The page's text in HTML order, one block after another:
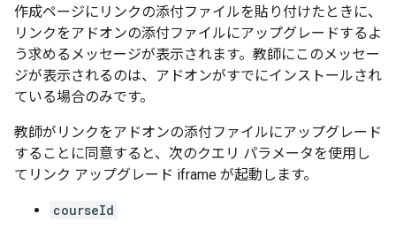
作成ページにリンクの添付ファイルを貼り付けたときに、
リンクをアドオンの添付ファイルにアップグレードするよ
う求めるメッセージが表示されます。教師にこのメッセー
ジが表示されるのは、アドオンがすでにインストールされ
ている場合のみです。
教師がリンクをアドオンの添付ファイルにアップグレード
することに同意すると、次のクエリ パラメータを使用し
てリンク アップグレード iframe が起動します。
courseId